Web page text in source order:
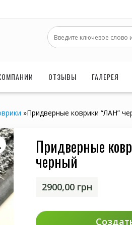
ОТЗЫВЫ ГАЛЕРЕЯ
»Придверные коврики “ЛАН”
Придверные
черный
2900,00 грн